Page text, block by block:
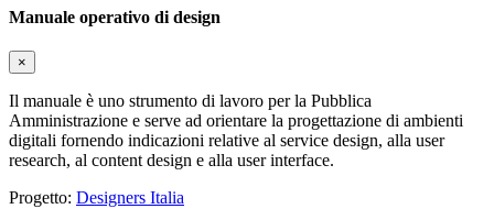
Manuale operativo di design
×
Il manuale è uno strumento di lavoro per la Pubblica
Amministrazione e serve ad orientare la progettazione di ambienti
digitali fornendo indicazioni relative al service design, alla user
research, al content design e alla user interface.
Progetto: Designers Italia